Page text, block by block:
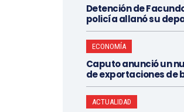
Detención de
policía allanó su
ECONOMÍA
Caputo anunció un
de exportaciones de
ACTUALIDAD